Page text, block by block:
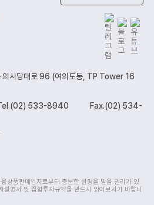
의사당대로 96 (여의도동, TP Tower 16
533-8940
Fax.(02) 534-
상품판매업자로부터 충분한 설명을 받을 권리가 있
명서 및 집합투자규약을 반드시 읽어보시기 바랍니